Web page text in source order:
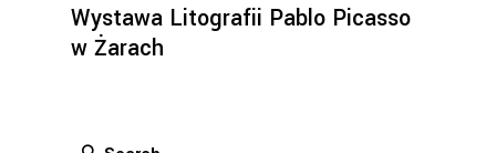
Wystawa Litografii Pablo Picasso
w Żarach